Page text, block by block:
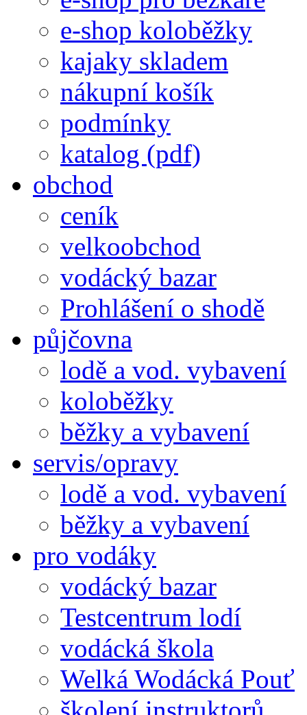
e-shop koloběžky
kajaky skladem
nákupní košík
podmínky
katalog (pdf)
obchod
ceník
velkoobchod
vodácký bazar
Prohlášení o shodě
půjčovna
lodě a vod. vybavení
koloběžky
běžky a vybavení
servis/opravy
lodě a vod. vybavení
běžky a vybavení
pro vodáky
vodácký bazar
Testcentrum lodí
vodácká škola
Welká Wodácká Pouť